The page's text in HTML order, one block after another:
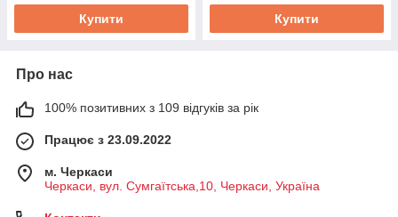
Купити Купити
Про нас
100% позитивних з 109 відгуків за рік
Працює з 23.09.2022
м. Черкаси
Черкаси, вул. Сумгаїтська,10, Черкаси, Україна